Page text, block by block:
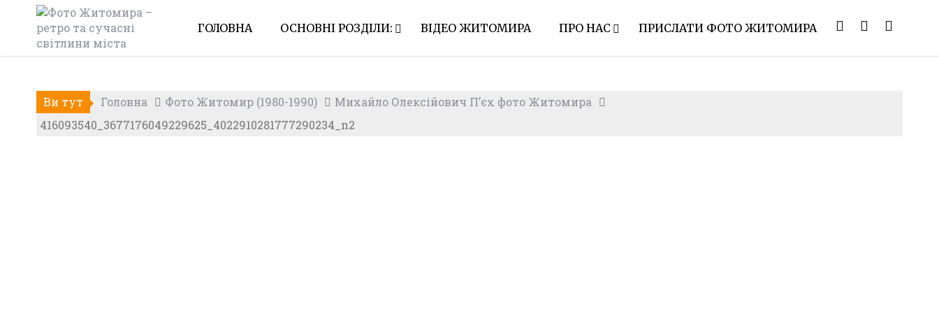
content
ГОЛОВНА ОСНОВНІ РОЗДІЛИ: ВІДЕО ЖИТОМИРА ПРО НАС ПРИСЛАТИ ФОТО ЖИТОМИРА
Ви тут Головна Фото Житомир (1980-1990)
Михайло Олексійович П’єх фото Житомира
416093540_3677176049229625_4022910281777290234_n2